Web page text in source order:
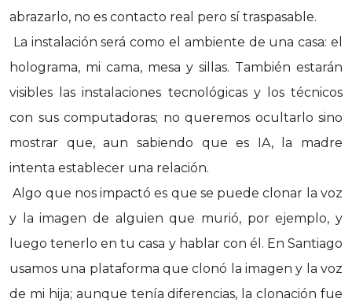
abrazarlo, no es contacto real pero sí traspasable.
La instalación será como el ambiente de una casa: el
holograma, mi cama, mesa y sillas. También estarán
visibles las instalaciones tecnológicas y los técnicos
con sus computadoras; no queremos ocultarlo sino
mostrar que, aun sabiendo que es IA, la madre
intenta establecer una relación.
Algo que nos impactó es que se puede clonar la voz
y la imagen de alguien que murió, por ejemplo, y
luego tenerlo en tu casa y hablar con él. En Santiago
usamos una plataforma que clonó la imagen y la voz
de mi hija; aunque tenía diferencias, la clonación fue